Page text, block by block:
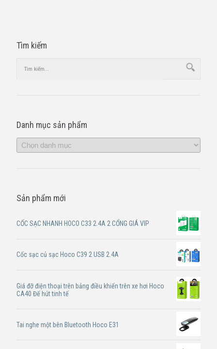
Tìm kiếm
Danh mục sản phẩm
Sản phẩm mới
CỐC SẠC NHANH HOCO C33 2.4A 2 CỔNG GIÁ VIP
Cốc sạc củ sạc Hoco C39 2 USB 2.4A
Giá đỡ điện thoại trên bảng điều khiển trên xe hơi Hoco
CA40 Đế hút tinh tế
Tai nghe một bên Bluetooth Hoco E31